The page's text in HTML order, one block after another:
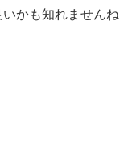
かも知れませんね